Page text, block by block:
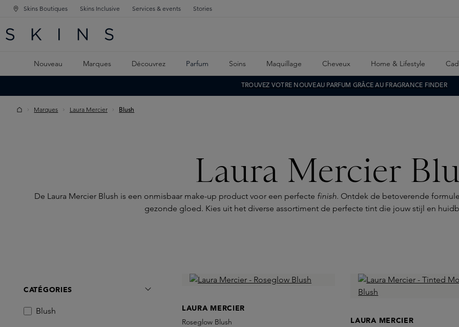
PRINCIPALE
CONTENU PRINCIPAL
Skins Boutiques Skins Inclusive Services & events Stories
Nouveau Marques Découvrez Parfum Soins Maquillage Cheveux Home & Lifestyle
TROUVEZ VOTRE NOUVEAU PARFUM GRÂCE AU FRAGRANCE FINDER
Marques Laura Mercier Blush
Laura Mercier
De Laura Mercier Blush is een onmisbaar make-up product voor een perfecte finish. Ontdek de betoverende
gezonde gloed. Kies uit het diverse assortiment de perfecte tint die jouw stijl en
CATÉGORIES
Blush
LAURA MERCIER
Roseglow Blush
LAURA MERCIER